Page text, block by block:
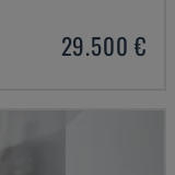
29.500 €